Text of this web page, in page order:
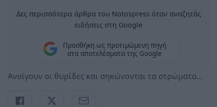
Δες περισσότερα άρθρα του Notospress όταν αναζητάς
ειδήσεις στη Google
Προσθήκη ως προτιμώμενη πηγή
στα αποτελέσματα της Google
Aνοίγουν οι θυρίδες και σηκώνονται τα στρώματα…